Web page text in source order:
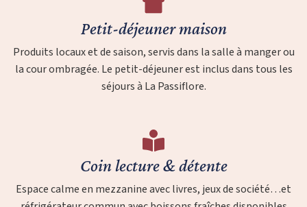
Petit-déjeuner maison
Produits locaux et de saison, servis dans la salle à manger ou
la cour ombragée. Le petit-déjeuner est inclus dans tous les
séjours à La Passiflore.
Coin lecture & détente
Espace calme en mezzanine avec livres, jeux de société…et